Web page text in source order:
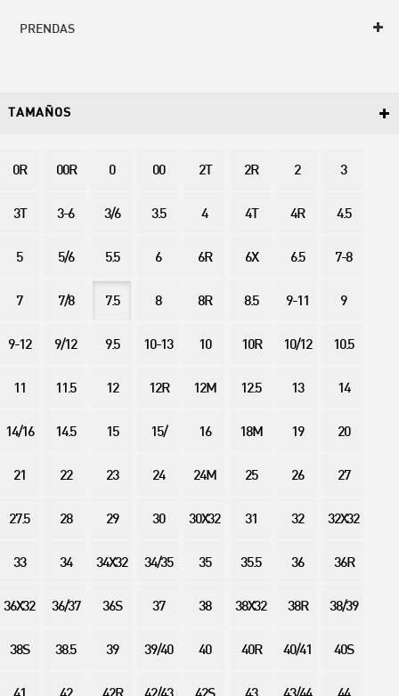
PRENDAS
TAMAÑOS
0R 00R 0 00 2T 2R 2 3
3T 3-6 3/6 3.5 4 4T 4R 4.5
5 5/6 5.5 6 6R 6X 6.5 7-8
7 7/8 7.5 8 8R 8.5 9-11 9
9-12 9/12 9.5 10-13 10 10R 10/12 10.5
11 11.5 12 12R 12M 12.5 13 14
14/16 14.5 15 15/ 16 18M 19 20
21 22 23 24 24M 25 26 27
27.5 28 29 30 30X32 31 32 32X32
33 34 34X32 34/35 35 35.5 36 36R
36X32 36/37 36S 37 38 38X32 38R 38/39
38S 38.5 39 39/40 40 40R 40/41 40S